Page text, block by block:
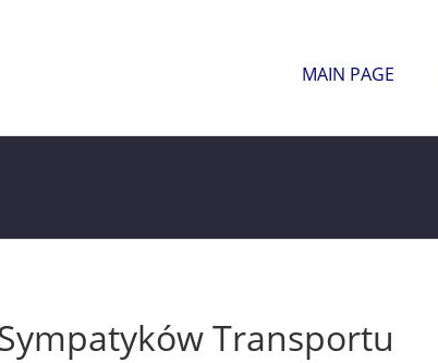
MAIN PAGE
Transportu